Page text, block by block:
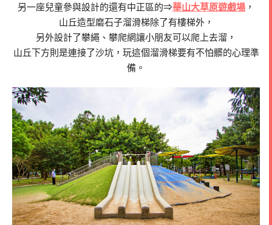
另一座兒童參與設計的還有中正區的⇒華山大草原遊戲場 ，
山丘造型磨石子溜滑梯除了有樓梯外，
另外設計了攀繩、攀爬網讓小朋友可以爬上去溜，
山丘下方則是連接了沙坑，玩這個溜滑梯要有不怕髒的心理準
備。